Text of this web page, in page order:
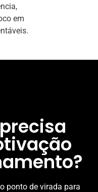
em
ponto de virada para